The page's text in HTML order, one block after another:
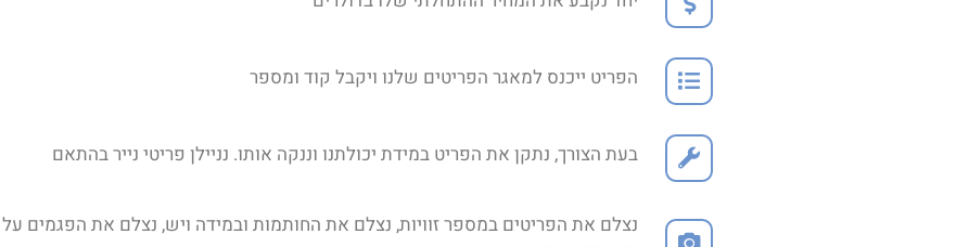
הפריט ייכנס למאגר הפריטים שלנו ויקבל קוד ומספר
בעת הצורך, נתקן את הפריט במידת יכולתנו וננקה אותו. נניילן פריטי נייר בהתאם
נצלם את הפריטים במספר זוויות, נצלם את החותמות ובמידה ויש, נצלם את הפגמים